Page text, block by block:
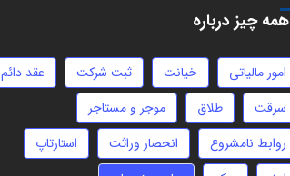
همه چیز درباره
امور مالیاتی خیانت ثبت شرکت
عقد دائم
سرقت
طلاق
موجر و مستاجر
روابط نامشروع
انحصار وراثت
استارتاپ